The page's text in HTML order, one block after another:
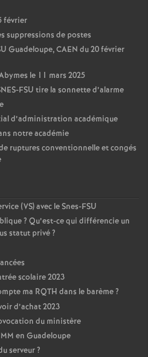
février
suppressions de postes
Guadeloupe, CAEN du 20 février
le 11 mars 2025
FSU tire la sonnette d’alarme
d’administration académique
notre académie
ruptures conventionnelle et congés
(VS) avec le Snes-FSU
? Qu’est-ce qui différencie un
statut privé?
scolaire 2023
ma RQTH dans le barème?
d’achat 2023
du ministère
en Guadeloupe
serveur?